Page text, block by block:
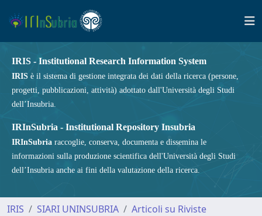
IRIS - Institutional Research Information System
IRIS è il sistema di gestione integrata dei dati della ricerca (persone,
progetti, pubblicazioni, attività) adottato dall'Università degli Studi
dell’Insubria.
IRInSubria - Institutional Repository Insubria
IRInSubria raccoglie, conserva, documenta e dissemina le
informazioni sulla produzione scientifica dell'Università degli Studi
dell’Insubria anche ai fini della valutazione della ricerca.
IRIS SIARI UNINSUBRIA
Articoli su Riviste